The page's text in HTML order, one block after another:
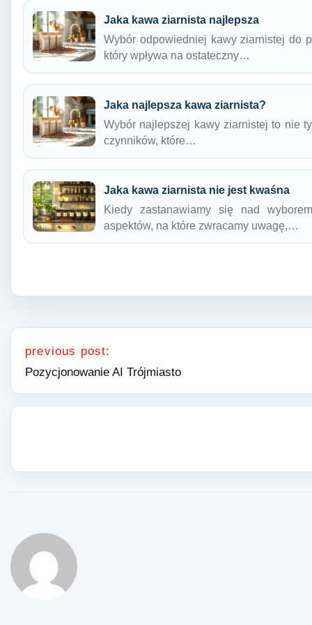
Jaka kawa ziarnista najlepsza
Wybór odpowiedniej kawy ziarnistej do
który wpływa na ostateczny…
Jaka najlepsza kawa ziarnista?
Wybór najlepszej kawy ziarnistej to nie
czynników, które…
Jaka kawa ziarnista nie jest kwaśna
Kiedy zastanawiamy się nad
aspektów, na które zwracamy uwagę,…
Nawigacja wpisu
previous post:
Pozycjonowanie AI Trójmiasto